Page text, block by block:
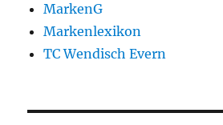
MarkenG
Markenlexikon
TC Wendisch Evern